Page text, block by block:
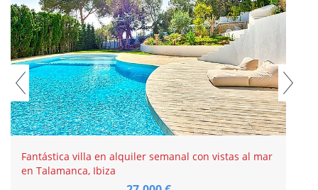
Fantástica villa en alquiler semanal con vistas al mar
en Talamanca, Ibiza